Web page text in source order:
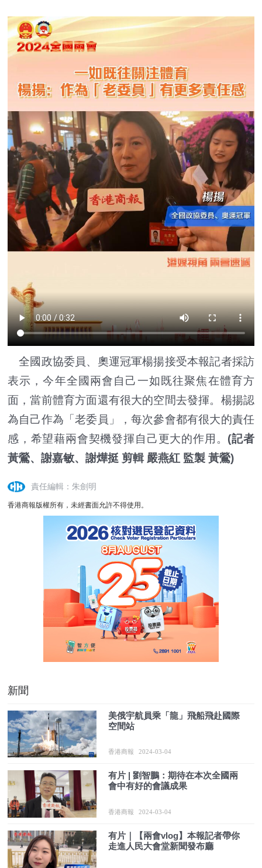
全國政協委員、奧運冠軍楊揚接受本報記者採訪
表示，今年全國兩會自己一如既往聚焦在體育方
面，當前體育方面還有很大的空間去發揮。楊揚認
為自己作為「老委員」，每次參會都有很大的責任
感，希望藉兩會契機發揮自己更大的作用。 (記者
黃鶯、謝嘉敏、謝燁挺 剪輯 嚴燕紅 監製 黃鶯)
責任編輯：朱劍明
香港商報版權所有，未經書面允許不得使用。
新聞
美俄宇航員乘「龍」飛船飛赴國際
空間站
香港商報 2024-03-04
有片 | 劉智鵬：期待在本次全國兩
會中有好的會議成果
香港商報 2024-03-04
有片｜【兩會vlog】本報記者帶你
走進人民大會堂新聞發布廳